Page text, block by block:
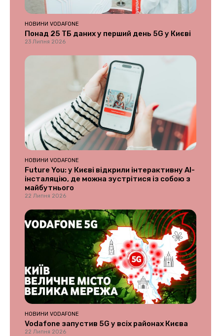
НОВИНИ VODAFONE
Понад 25 ТБ даних у перший день 5G у Києві
23 Липня 2026
НОВИНИ VODAFONE
Future You: у Києві відкрили інтерактивну AI-
інсталяцію, де можна зустрітися із собою з
майбутнього
22 Липня 2026
НОВИНИ VODAFONE
Vodafone запустив 5G у всіх районах Києва
22 Липня 2026